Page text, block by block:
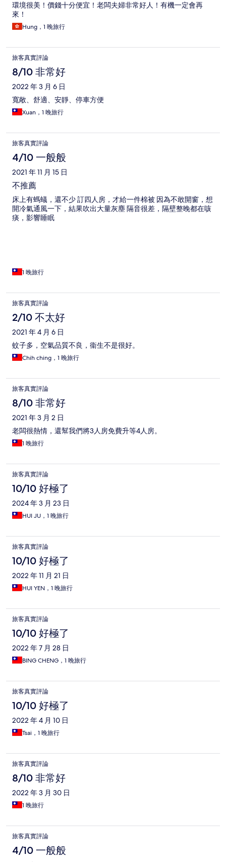
環境很美！價錢十分便宜！老闆夫婦非常好人！有機一定會再
來！
Hung，1 晚旅行
旅客真實評論
8/10 非常好
2022 年 3 月 6 日
寬敞、舒適、安靜、停車方便
Xuan，1 晚旅行
旅客真實評論
4/10 一般般
2021 年 11 月 15 日
不推薦
床上有螞蟻，還不少 訂四人房，才給一件棉被 因為不敢開窗，想
開冷氣通風一下，結果吹出大量灰塵 隔音很差，隔壁整晚都在咳
痰，影響睡眠
1 晚旅行
旅客真實評論
2/10 不太好
2021 年 4 月 6 日
蚊子多，空氣品質不良，衞生不是很好。
Chih ching，1 晚旅行
旅客真實評論
8/10 非常好
2021 年 3 月 2 日
老闆很熱情，還幫我們將3人房免費升等4人房。
1 晚旅行
旅客真實評論
10/10 好極了
2024 年 3 月 23 日
HUI JU，1 晚旅行
旅客真實評論
10/10 好極了
2022 年 11 月 21 日
HUI YEN，1 晚旅行
旅客真實評論
10/10 好極了
2022 年 7 月 28 日
BING CHENG，1 晚旅行
旅客真實評論
10/10 好極了
2022 年 4 月 10 日
Tsai，1 晚旅行
旅客真實評論
8/10 非常好
2022 年 3 月 30 日
1 晚旅行
旅客真實評論
4/10 一般般